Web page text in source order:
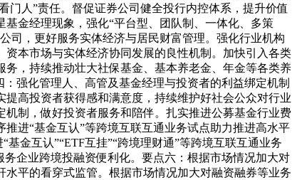
门人”责任。督促证券公司健全投行内控体系，提升价值
金经理现象，强化“平台型、团队制、一体化、多策
司，更好服务实体经济与居民财富管理。强化行业机构
本市场与实体经济协同发展的良性机制。加快引入各类
，持续推动壮大社保基金、基本养老金、年金等各类养
强化管理人、高管及基金经理与投资者的利益绑定机制
高投资者获得感和满意度，持续维护好社会公众对行业
制，做好投资者服务和陪伴。扎实推进公募基金行业费
进“基金互认”等跨境互联互通业务试点助力推进高水平
金互认”“ETF互挂”“跨境理财通”等跨境互联互通业务
企业跨境投融资便利化。要点六：根据市场情况加大对
平的看穿式监管。根据市场情况加大对融资融券等业务